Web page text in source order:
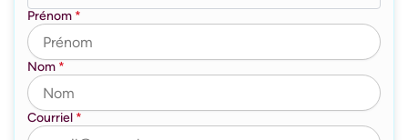
Prénom *
Nom *
Courriel *